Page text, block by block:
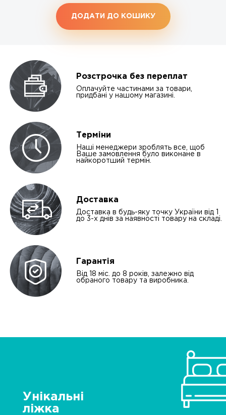
ДОДАТИ ДО КОШИКУ
Розстрочка без переплат
Оплачуйте частинами за товари,
придбані у нашому магазині.
Терміни
Наші менеджери зроблять все, щоб
Ваше замовлення було виконане в
найкоротший термін.
Доставка
Доставка в будь-яку точку України від 1
до 3-х днів за наявності товару на складі.
Гарантія
Від 18 міс. до 8 років, залежно від
обраного товару та виробника.
Унікальні
ліжка